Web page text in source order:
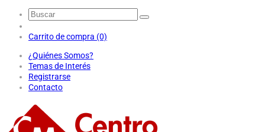
Carrito de compra (0)
¿Quiénes Somos?
Temas de Interés
Registrarse
Contacto